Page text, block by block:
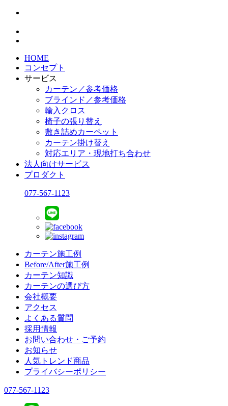
HOME
コンセプト
サービス
カーテン／参考価格
ブラインド／参考価格
輸入クロス
椅子の張り替え
敷き詰めカーペット
カーテン掛け替え
対応エリア・現地打ち合わせ
法人向けサービス
プロダクト
077-567-1123
カーテン施工例
Before/After施工例
カーテン知識
カーテンの選び方
会社概要
アクセス
よくある質問
採用情報
お問い合わせ・ご予約
お知らせ
人気トレンド商品
プライバシーポリシー
077-567-1123